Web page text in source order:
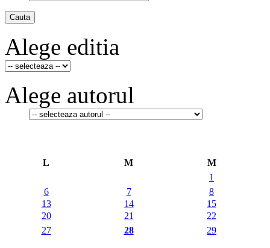
Cauta
Alege editia
Alege autorul
L M
M
1
6
7
8
13
14
15
20
21
22
27
28 29